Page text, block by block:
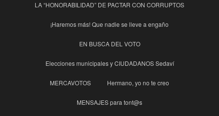
LA “HONORABILIDAD” DE PACTAR CON CORRUPTOS
¡Haremos más! Que nadie se lleve a engaño
EN BUSCA DEL VOTO
Elecciones municipales y CIUDADANOS Sedaví
MERCAVOTOS Hermano, yo no te creo
MENSAJES para tont@s